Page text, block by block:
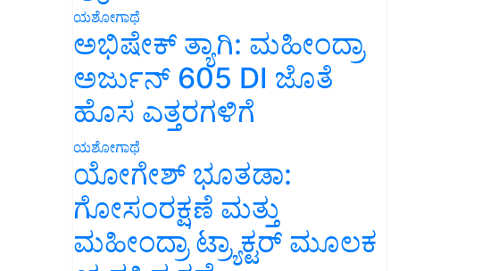
ಯಶೋಗಾಥೆ
ಅಭಿಷೇಕ್ ತ್ಯಾಗಿ: ಮಹೀಂದ್ರಾ
ಅರ್ಜುನ್ 605 DI ಜೊತೆ
ಹೊಸ ಎತ್ತರಗಳಿಗೆ
ಯಶೋಗಾಥೆ
ಯೋಗೇಶ್ ಭೂತಡಾ:
ಗೋಸಂರಕ್ಷಣೆ ಮತ್ತು
ಮಹೀಂದ್ರಾ ಟ್ರ್ಯಾಕ್ಟರ್ ಮೂಲಕ